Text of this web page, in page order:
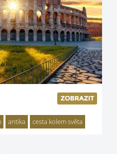
antika cesta kolem světa